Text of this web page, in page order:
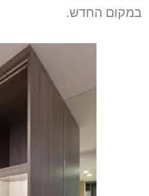
במקום החדש.